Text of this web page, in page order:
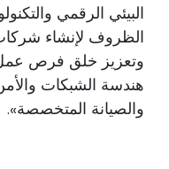
البيئي الرقمي
الظروف لإنشاء شركات
وتعزيز خلق فرص
هندسة الشبكات
والصيانة المتخصصة».